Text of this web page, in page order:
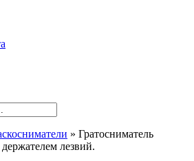
» Гратосниматель
лезвий.